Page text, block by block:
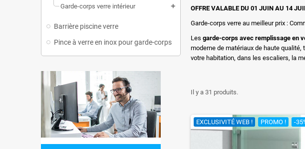
Garde-corps verre intérieur add
Barrière piscine verre
Pince à verre en inox pour garde-corps
OFFRE VALABLE DU 01 JUIN AU 14
Garde-corps verre au meilleur prix :
Les garde-corps avec remplissage en
moderne de matériaux de haute qualité,
votre habitation, dans les escaliers, la
Il y a 31 produits.
EXCLUSIVITÉ WEB ! PROMO ! -